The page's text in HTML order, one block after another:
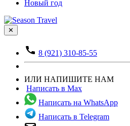
Новый год
✕
8 (921) 310-85-55
ИЛИ НАПИШИТЕ НАМ
Написать в Max
Написать на WhatsApp
Написать в Telegram